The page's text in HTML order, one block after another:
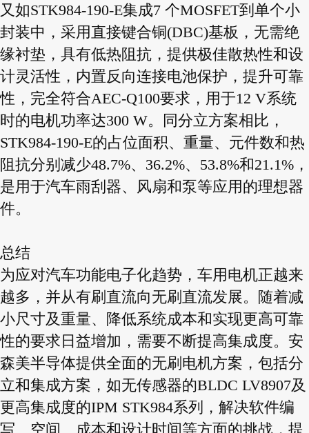
又如STK984-190-E集成7 个MOSFET到单个小
封装中，采用直接键合铜(DBC)基板，无需绝
缘衬垫，具有低热阻抗，提供极佳散热性和设
计灵活性，内置反向连接电池保护，提升可靠
性，完全符合AEC-Q100要求，用于12 V系统
时的电机功率达300 W。同分立方案相比，
STK984-190-E的占位面积、重量、元件数和热
阻抗分别减少48.7%、36.2%、53.8%和21.1%，
是用于汽车雨刮器、风扇和泵等应用的理想器
件。
总结
为应对汽车功能电子化趋势，车用电机正越来
越多，并从有刷直流向无刷直流发展。随着减
小尺寸及重量、降低系统成本和实现更高可靠
性的要求日益增加，需要不断提高集成度。安
森美半导体提供全面的无刷电机方案，包括分
立和集成方案，如无传感器的BLDC LV8907及
更高集成度的IPM STK984系列，解决软件编
写、空间、成本和设计时间等方面的挑战，提